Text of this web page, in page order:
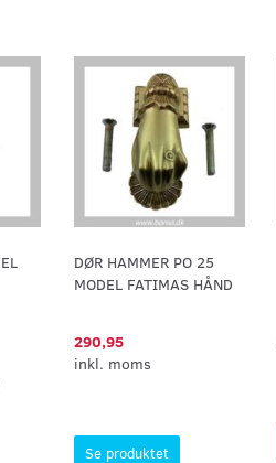
DØR HAMMER PO 25
MODEL FATIMAS HÅND
290,95
inkl. moms
Se produktet